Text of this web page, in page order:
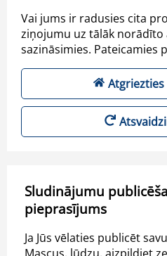
Vai jums ir radusies cita
ziņojumu uz tālāk norādīto
sazināsimies. Pateicamies
Sludinājumu
pieprasījums
Ja Jūs vēlaties publicēt